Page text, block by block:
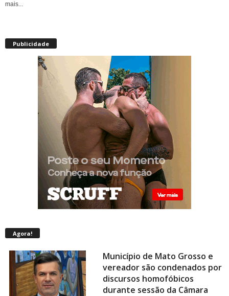
mais...
Publicidade
Agora!
Município de Mato Grosso e
vereador são condenados por
discursos homofóbicos
durante sessão da Câmara